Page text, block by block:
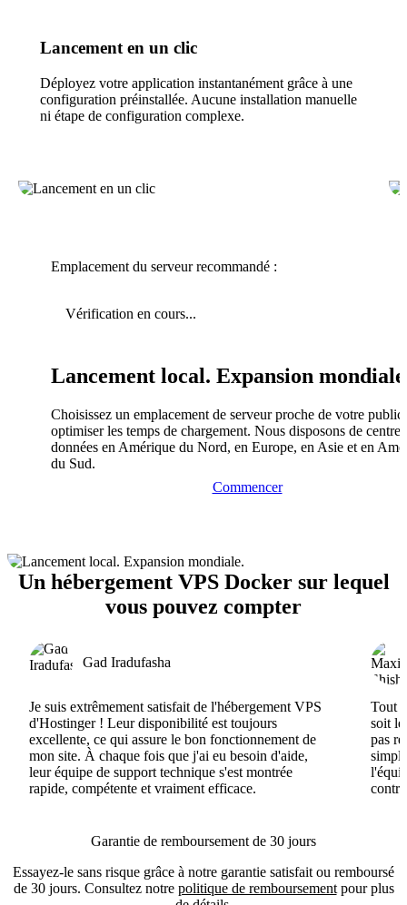
Lancement en un clic
Déployez votre application instantanément grâce à une
configuration préinstallée. Aucune installation manuelle
ni étape de configuration complexe.
Emplacement du serveur recommandé :
Vérification en cours...
Lancement local. Expansion
Choisissez un emplacement de serveur proche de votre
optimiser les temps de chargement. Nous disposons de
données en Amérique du Nord, en Europe, en Asie et en
du Sud.
Commencer
Un hébergement VPS Docker sur lequel
vous pouvez compter
Gad Iradufasha
Je suis extrêmement satisfait de l'hébergement VPS
d'Hostinger ! Leur disponibilité est toujours
excellente, ce qui assure le bon fonctionnement de
mon site. À chaque fois que j'ai eu besoin d'aide,
leur équipe de support technique s'est montrée
rapide, compétente et vraiment efficace.
Tout
soit
pas
Garantie de remboursement de 30 jours
Essayez-le sans risque grâce à notre garantie satisfait ou remboursé
de 30 jours. Consultez notre politique de remboursementpour plus